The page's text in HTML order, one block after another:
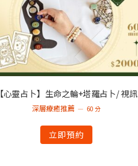
【心靈占卜】生命之輪+塔羅占卜/ 視訊
深層療癒推薦 60 分
立即預約